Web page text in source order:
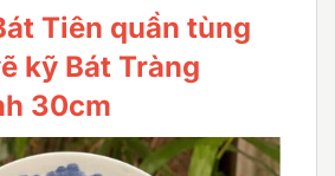
Tiên quần tùng
kỹ Bát Tràng
30cm